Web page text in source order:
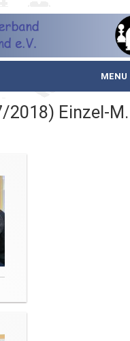
MENU
2018) Einzel-M.